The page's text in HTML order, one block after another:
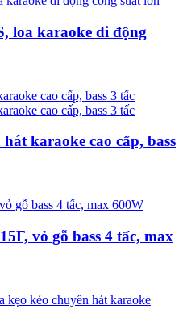
loa karaoke di động
karaoke cao cấp, bass
vỏ gỗ bass 4 tấc, max